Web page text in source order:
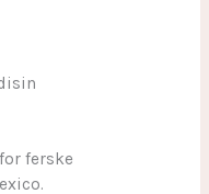
ferske